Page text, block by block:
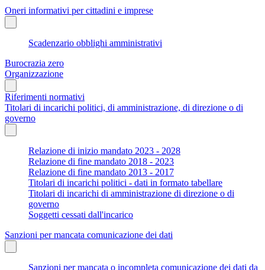
Oneri informativi per cittadini e imprese
Scadenzario obblighi amministrativi
Burocrazia zero
Organizzazione
Riferimenti normativi
Titolari di incarichi politici, di amministrazione, di direzione o di
governo
Relazione di inizio mandato 2023 - 2028
Relazione di fine mandato 2018 - 2023
Relazione di fine mandato 2013 - 2017
Titolari di incarichi politici - dati in formato tabellare
Titolari di incarichi di amministrazione di direzione o di
governo
Soggetti cessati dall'incarico
Sanzioni per mancata comunicazione dei dati
Sanzioni per mancata o incompleta comunicazione dei dati da